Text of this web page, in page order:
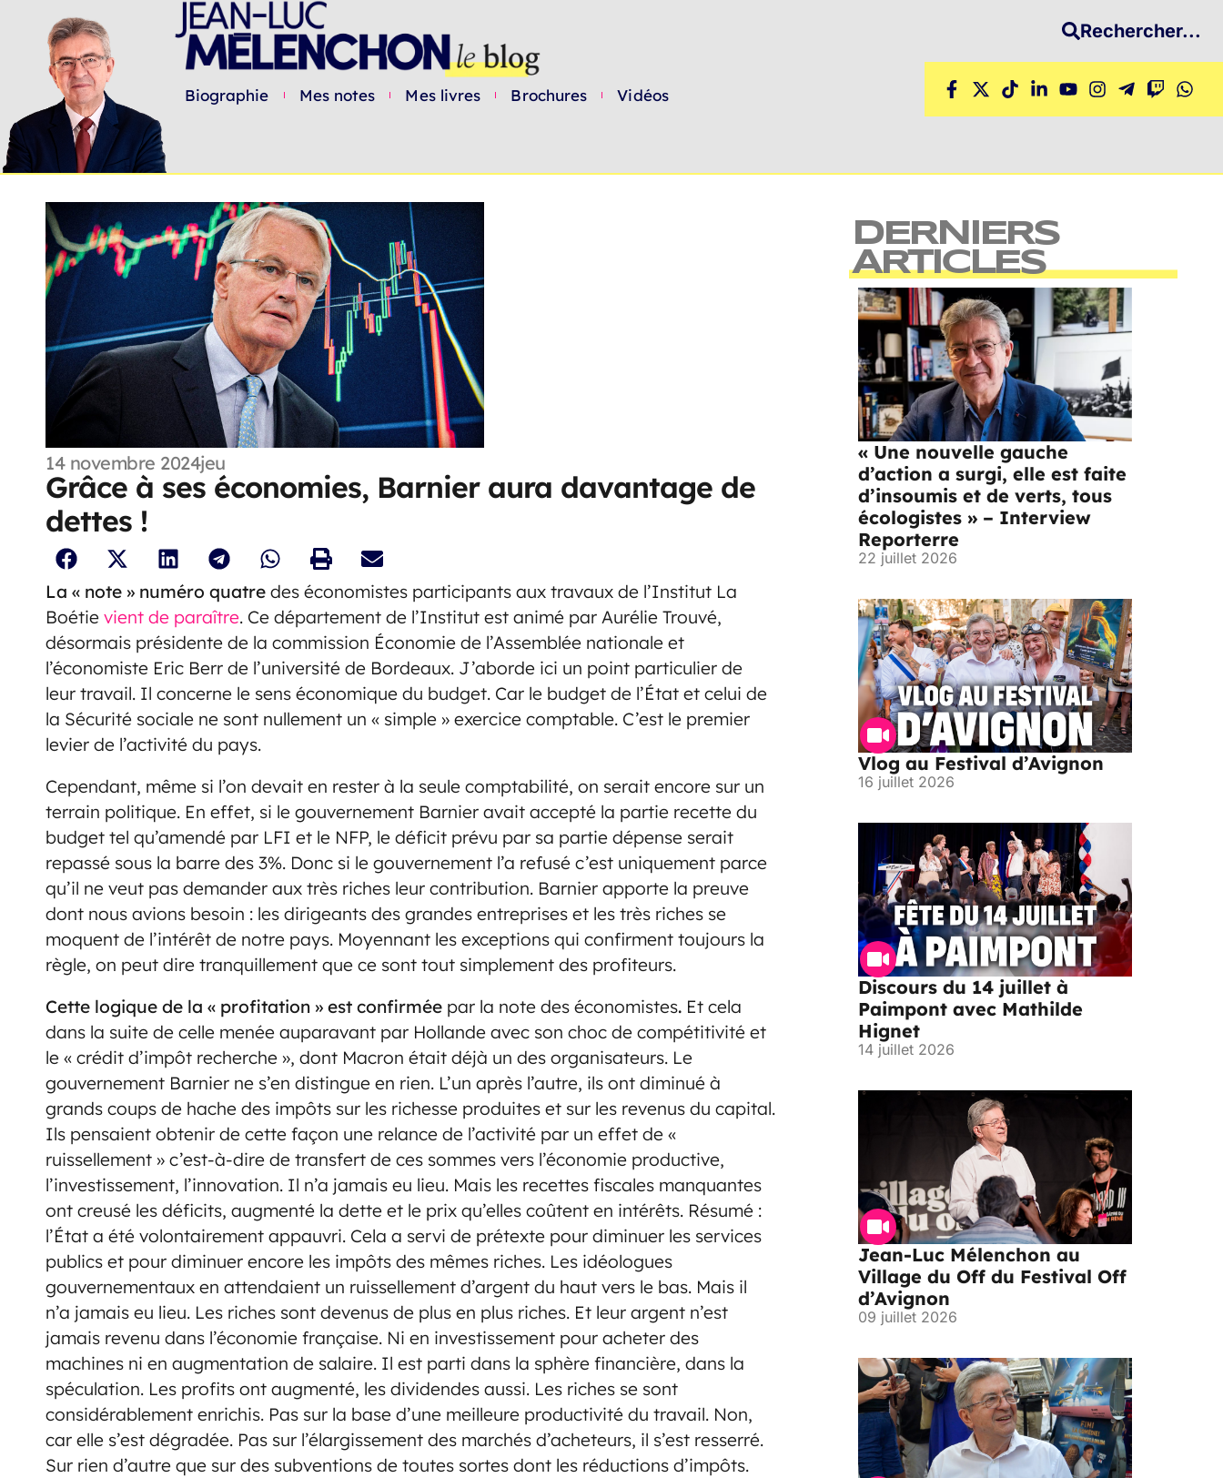
Biographie Mes notes Mes livres Brochures Vidéos
Rechercher...
14 novembre 2024jeu
Grâce à ses économies, Barnier aura davantage de
dettes !
La « note » numéro quatre des économistes participants aux travaux de l’Institut La
Boétie vient de paraître. Ce département de l’Institut est animé par Aurélie Trouvé,
désormais présidente de la commission Économie de l’Assemblée nationale et
l’économiste Eric Berr de l’université de Bordeaux. J’aborde ici un point particulier de
leur travail. Il concerne le sens économique du budget. Car le budget de l’État et celui de
la Sécurité sociale ne sont nullement un « simple » exercice comptable. C’est le premier
levier de l’activité du pays.
Cependant, même si l’on devait en rester à la seule comptabilité, on serait encore sur un
terrain politique. En effet, si le gouvernement Barnier avait accepté la partie recette du
budget tel qu’amendé par LFI et le NFP, le déficit prévu par sa partie dépense serait
repassé sous la barre des 3%. Donc si le gouvernement l’a refusé c’est uniquement parce
qu’il ne veut pas demander aux très riches leur contribution. Barnier apporte la preuve
dont nous avions besoin : les dirigeants des grandes entreprises et les très riches se
moquent de l’intérêt de notre pays. Moyennant les exceptions qui confirment toujours la
règle, on peut dire tranquillement que ce sont tout simplement des profiteurs.
Cette logique de la « profitation » est confirmée par la note des économistes. Et cela
dans la suite de celle menée auparavant par Hollande avec son choc de compétitivité et
le « crédit d’impôt recherche », dont Macron était déjà un des organisateurs. Le
gouvernement Barnier ne s’en distingue en rien. L’un après l’autre, ils ont diminué à
grands coups de hache des impôts sur les richesse produites et sur les revenus du capital.
Ils pensaient obtenir de cette façon une relance de l’activité par un effet de «
ruissellement » c’est-à-dire de transfert de ces sommes vers l’économie productive,
l’investissement, l’innovation. Il n’a jamais eu lieu. Mais les recettes fiscales manquantes
ont creusé les déficits, augmenté la dette et le prix qu’elles coûtent en intérêts. Résumé :
l’État a été volontairement appauvri. Cela a servi de prétexte pour diminuer les services
publics et pour diminuer encore les impôts des mêmes riches. Les idéologues
gouvernementaux en attendaient un ruissellement d’argent du haut vers le bas. Mais il
n’a jamais eu lieu. Les riches sont devenus de plus en plus riches. Et leur argent n’est
jamais revenu dans l’économie française. Ni en investissement pour acheter des
machines ni en augmentation de salaire. Il est parti dans la sphère financière, dans la
spéculation. Les profits ont augmenté, les dividendes aussi. Les riches se sont
considérablement enrichis. Pas sur la base d’une meilleure productivité du travail. Non,
car elle s’est dégradée. Pas sur l’élargissement des marchés d’acheteurs, il s’est resserré.
Sur rien d’autre que sur des subventions de toutes sortes dont les réductions d’impôts.
DERNIERS
ARTICLES
« Une nouvelle gauche
d’action a surgi, elle est faite
d’insoumis et de verts, tous
écologistes » – Interview
Reporterre
22 juillet 2026
Vlog au Festival d’Avignon
16 juillet 2026
Discours du 14 juillet à
Paimpont avec Mathilde
Hignet
14 juillet 2026
Jean-Luc Mélenchon au
Village du Off du Festival Off
d’Avignon
09 juillet 2026